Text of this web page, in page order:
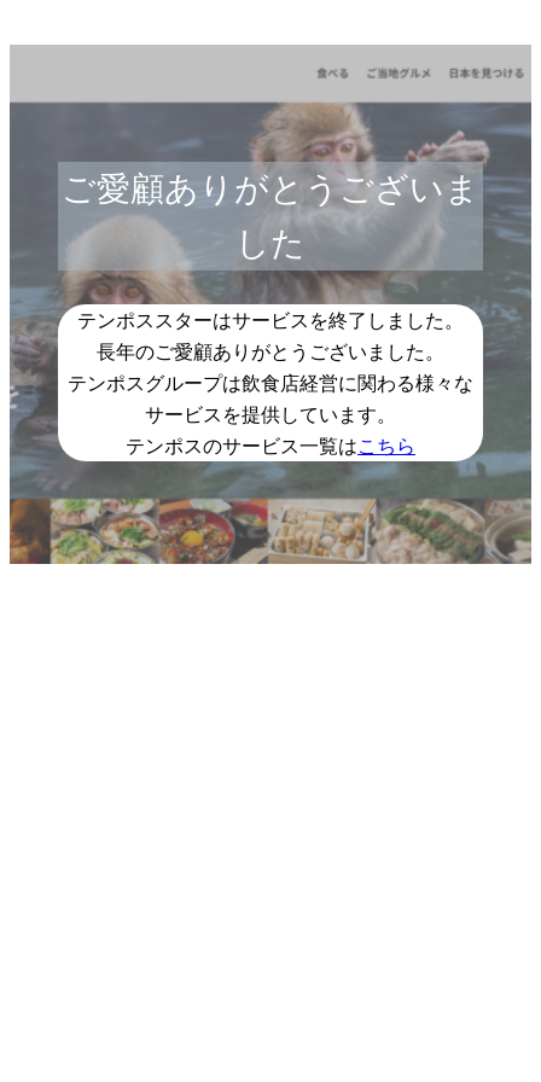
ご愛顧ありがとうございま
した
テンポススターはサービスを終了しました。
長年のご愛顧ありがとうございました。
テンポスグループは飲食店経営に関わる様々な
サービスを提供しています。
テンポスのサービス一覧はこちら